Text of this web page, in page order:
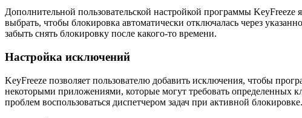
Дополнительной пользовательской настройкой программы
выбрать, чтобы блокировка автоматически отключалась через
забыть снять блокировку после какого-то времени.
Настройка исключений
KeyFreeze позволяет пользователю добавить исключения, чтобы
некоторыми приложениями, которые могут требовать
проблем воспользоваться диспетчером задач при активной блокировке.